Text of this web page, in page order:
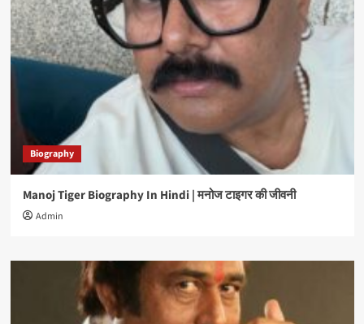
Biography
Manoj Tiger Biography In Hindi | मनोज टाइगर की जीवनी
Admin